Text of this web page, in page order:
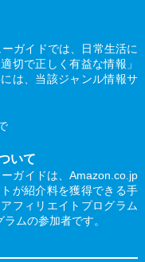
ガイドでは、日常生活に
切で正しく有益な情報」
は、当該ジャンル情報サ
いて
ガイドは、Amazon.co.jp
が紹介料を獲得できる手
フィリエイトプログラム
ムの参加者です。